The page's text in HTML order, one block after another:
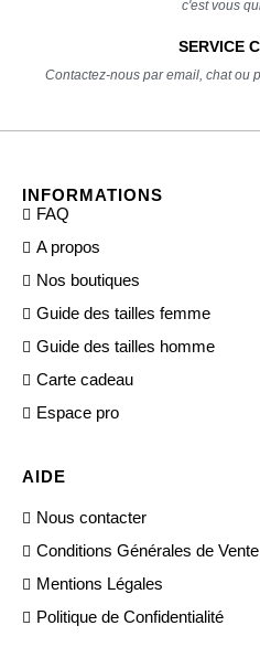
c'est vous
SERVICE
Contactez-nous par email, chat ou
INFORMATIONS
FAQ
A propos
Nos boutiques
Guide des tailles femme
Guide des tailles homme
Carte cadeau
Espace pro
AIDE
Nous contacter
Conditions Générales de Vente
Mentions Légales
Politique de Confidentialité